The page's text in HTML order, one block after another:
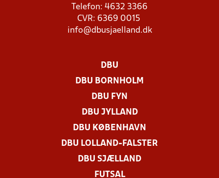
Telefon: 4632 3366
CVR: 6369 0015
info@dbusjaelland.dk
DBU
DBU BORNHOLM
DBU FYN
DBU JYLLAND
DBU KØBENHAVN
DBU LOLLAND-FALSTER
DBU SJÆLLAND
FUTSAL